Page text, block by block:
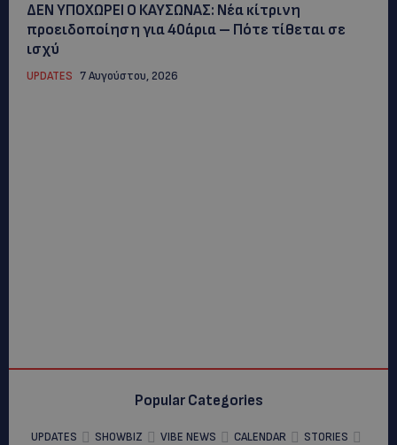
ΔΕΝ ΥΠΟΧΩΡΕΙ Ο ΚΑΥΣΩΝΑΣ: Νέα κίτρινη
προειδοποίηση για 40άρια – Πότε τίθεται σε
ισχύ
UPDATES 7 Αυγούστου, 2026
Popular Categories
UPDATES SHOWBIZ VIBE NEWS CALENDAR
STORIES